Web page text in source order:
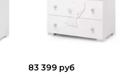
83 399 руб